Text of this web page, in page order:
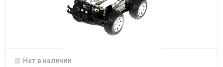
Нет в наличии